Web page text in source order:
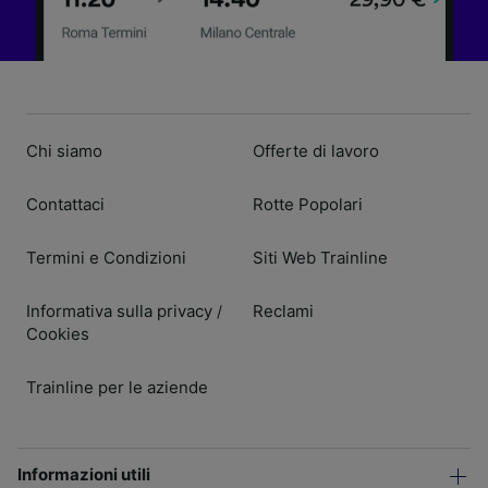
Chi siamo
Contattaci
Termini e Condizioni
Informativa sulla privacy /
Cookies
Trainline per le aziende
Offerte di lavoro
Rotte Popolari
Siti Web Trainline
Reclami
Informazioni utili